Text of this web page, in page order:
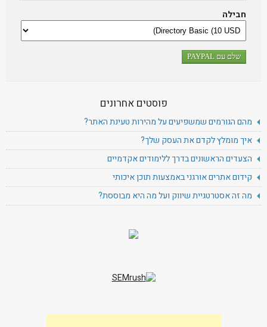
חבילה
פוסטים אחרונים
מהם הגורמים שמשפיעים על מהירות טעינת האתר?
איך מומלץ לקדם את העסק שלך?
הצעדים הראשונים בדרך ללימודים אקדמיים
קידום אתרים אורגני באמצעות תוכן איכותי
מה זה אסטרטגיית שיווק ועל מה היא מבוססת?